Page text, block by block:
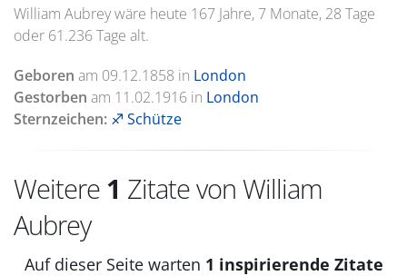
William Aubrey wäre heute 167 Jahre, 7 Monate, 28 Tage
oder 61.236 Tage alt.
Geboren am 09.12.1858 in London
Gestorben am 11.02.1916 in London
Sternzeichen: ♐ Schütze
Weitere 1 Zitate von William
Aubrey
Auf dieser Seite warten 1 inspirierende Zitate